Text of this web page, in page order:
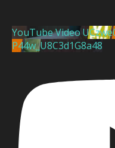
YouTube Video
P44w_U8C3d1G8a48